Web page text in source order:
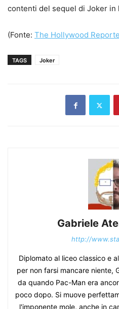
contenti del sequel di Joker in
(Fonte: The Hollywood
TAGS Joker
Gabriele
http://
Diplomato al liceo classico e
per non farsi mancare niente,
da quando Pac-Man era
poco dopo. Si muove
l'imponente mole, anche in